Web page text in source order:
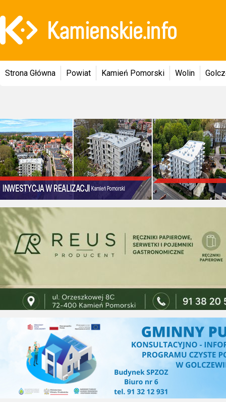
Strona Główna Powiat Kamień Pomorski Wolin